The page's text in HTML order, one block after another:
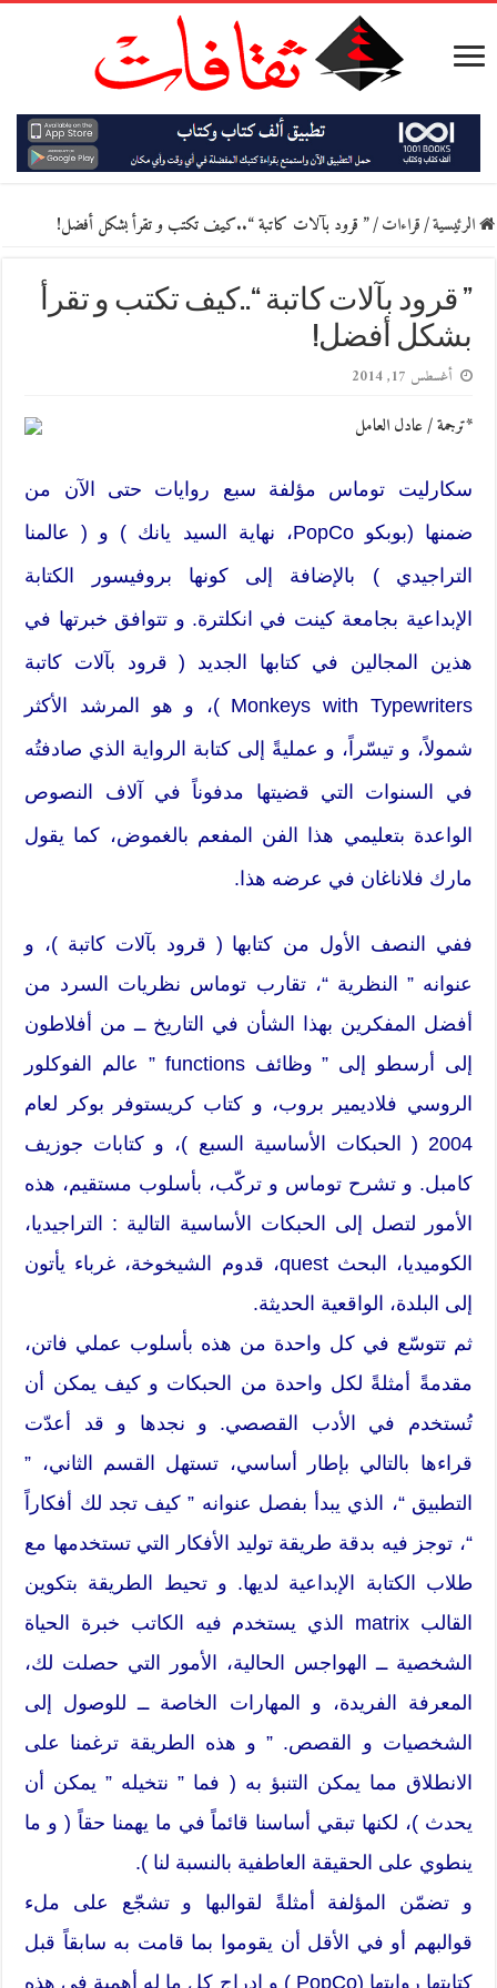
الرئيسية/قراءات/” قرود بآلات كاتبة “..كيف تكتب و تقرأ بشكل أفضل!
” قرود بآلات كاتبة “..كيف تكتب و تقرأ
بشكل أفضل!
أغسطس 17, 2014
*ترجمة / عادل العامل
سكارليت توماس مؤلفة سبع روايات حتى الآن من
ضمنها (بوبكو PopCo، نهاية السيد يانك ) و ( عالمنا
التراجيدي ) بالإضافة إلى كونها بروفيسور الكتابة
الإبداعية بجامعة كينت في انكلترة. و تتوافق خبرتها في
هذين المجالين في كتابها الجديد ( قرود بآلات كاتبة
Monkeys with Typewriters )، و هو المرشد الأكثر
شمولاً، و تيسّراً، و عمليةً إلى كتابة الرواية الذي صادفتُه
في السنوات التي قضيتها مدفوناً في آلاف النصوص
الواعدة بتعليمي هذا الفن المفعم بالغموض، كما يقول
مارك فلاناغان في عرضه هذا.
ففي النصف الأول من كتابها ( قرود بآلات كاتبة )، و
عنوانه ” النظرية “، تقارب توماس نظريات السرد من
أفضل المفكرين بهذا الشأن في التاريخ ــ من أفلاطون
إلى أرسطو إلى ” وظائف functions ” عالم الفوكلور
الروسي فلاديمير بروب، و كتاب كريستوفر بوكر لعام
2004 ( الحبكات الأساسية السبع )، و كتابات جوزيف
كامبل. و تشرح توماس و تركّب، بأسلوب مستقيم، هذه
الأمور لتصل إلى الحبكات الأساسية التالية : التراجيديا،
الكوميديا، البحث quest، قدوم الشيخوخة، غرباء يأتون
إلى البلدة، الواقعية الحديثة.
ثم تتوسّع في كل واحدة من هذه بأسلوب عملي فاتن،
مقدمةً أمثلةً لكل واحدة من الحبكات و كيف يمكن أن
تُستخدم في الأدب القصصي. و نجدها و قد أعدّت
قراءها بالتالي بإطار أساسي، تستهل القسم الثاني، ”
التطبيق “، الذي يبدأ بفصل عنوانه ” كيف تجد لك أفكاراً
“، توجز فيه بدقة طريقة توليد الأفكار التي تستخدمها مع
طلاب الكتابة الإبداعية لديها. و تحيط الطريقة بتكوين
القالب matrix الذي يستخدم فيه الكاتب خبرة الحياة
الشخصية ــ الهواجس الحالية، الأمور التي حصلت لك،
المعرفة الفريدة، و المهارات الخاصة ــ للوصول إلى
الشخصيات و القصص. ” و هذه الطريقة ترغمنا على
الانطلاق مما يمكن التنبؤ به ( فما ” نتخيله ” يمكن أن
يحدث )، لكنها تبقي أساسنا قائماً في ما يهمنا حقاً ( و ما
ينطوي على الحقيقة العاطفية بالنسبة لنا ).
و تضمّن المؤلفة أمثلةً لقوالبها و تشجّع على ملء
قوالبهم أو في الأقل أن يقوموا بما قامت به سابقاً قبل
كتابتها روايتها (PopCo ) و إدراج كل ما له أهمية في هذه